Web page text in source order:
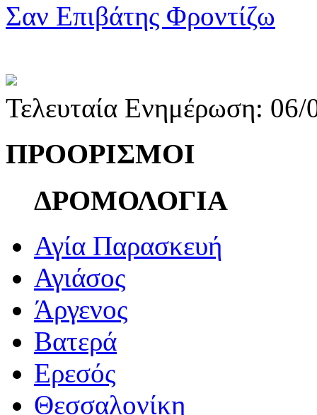
Σαν Επιβάτης Φροντίζω
Τελευταία Ενημέρωση:
ΠΡΟΟΡΙΣΜΟΙ
ΔΡΟΜΟΛΟΓΙΑ
Αγία Παρασκευή
Αγιάσος
Άργενος
Βατερά
Ερεσός
Θεσσαλονίκη